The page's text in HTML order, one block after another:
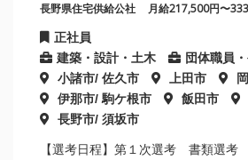
長野県住宅供給公社 月給217,500円〜
正社員
建築・設計・土木
団体職員
小諸市/ 佐久市
上田市
伊那市/ 駒ケ根市
飯田市
長野市/ 須坂市
【選考日程】第１次選考 書類選